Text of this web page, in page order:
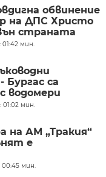
обвинение
на ДПС Христо
страната
01:42 мин.
са
водомери
01:02 мин.
на АМ „Тракия“
е
00:45 мин.